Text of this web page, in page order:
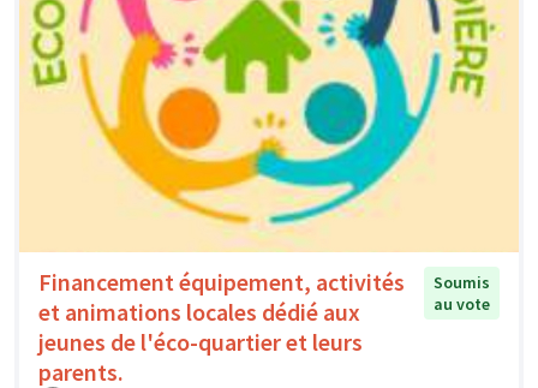
Financement équipement, activités
et animations locales dédié aux
jeunes de l'éco-quartier et leurs
parents.
Soumis
au vote